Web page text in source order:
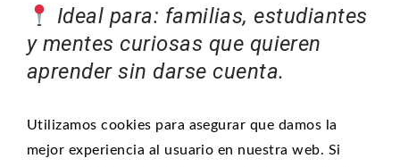
Ideal para: familias, estudiantes
y mentes curiosas que quieren
aprender sin darse cuenta.
Utilizamos cookies para asegurar que damos la
mejor experiencia al usuario en nuestra web. Si